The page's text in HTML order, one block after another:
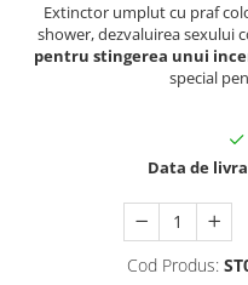
Extinctor umplut cu praf
shower, dezvaluirea sexului
pentru stingerea unui
special
Data de
Cod Produs: